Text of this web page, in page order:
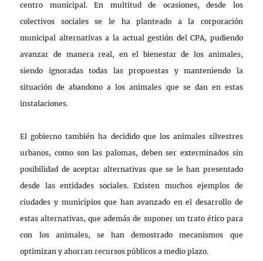
centro municipal. En multitud de ocasiones, desde los
colectivos sociales se le ha planteado a la corporación
municipal alternativas a la actual gestión del CPA, pudiendo
avanzar de manera real, en el bienestar de los animales,
siendo ignoradas todas las propuestas y manteniendo la
situación de abandono a los animales que se dan en estas
instalaciones.
El gobierno también ha decidido que los animales silvestres
urbanos, como son las palomas, deben ser exterminados sin
posibilidad de aceptar alternativas que se le han presentado
desde las entidades sociales. Existen muchos ejemplos de
ciudades y municipios que han avanzado en el desarrollo de
estas alternativas, que además de suponer un trato ético para
con los animales, se han demostrado mecanismos que
optimizan y ahorran recursos públicos a medio plazo.